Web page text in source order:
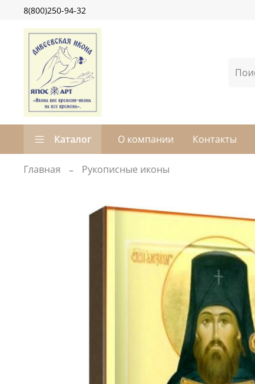
8(800)250-94-32
Каталог О компании Контакты
Главная Рукописные иконы